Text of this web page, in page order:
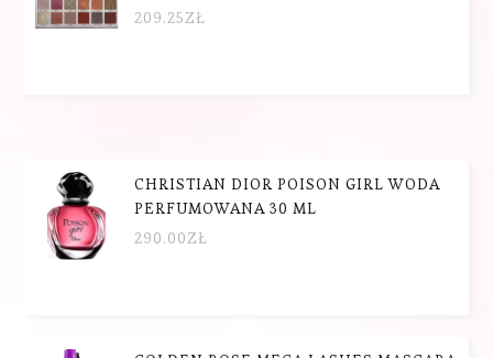
209.25ZŁ
CHRISTIAN DIOR POISON GIRL WODA
PERFUMOWANA 30 ML
290.00ZŁ